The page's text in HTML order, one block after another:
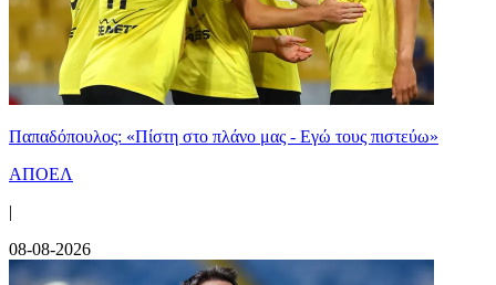
Παπαδόπουλος: «Πίστη στο πλάνο μας - Εγώ τους πιστεύω»
ΑΠΟΕΛ
|
08-08-2026